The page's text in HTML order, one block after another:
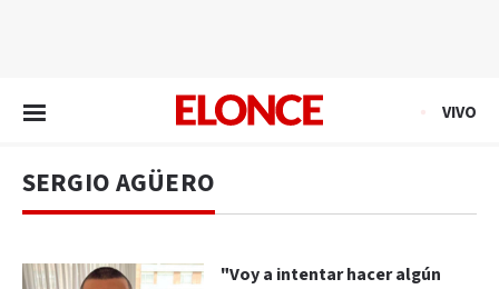
VIVO
SERGIO AGÜERO
"Voy a intentar hacer algún